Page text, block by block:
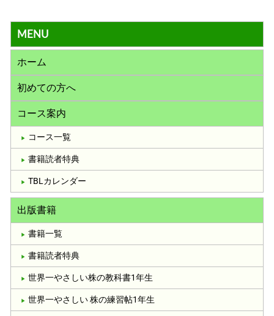
MENU
ホーム
初めての方へ
コース案内
コース一覧
書籍読者特典
TBLカレンダー
出版書籍
書籍一覧
書籍読者特典
世界一やさしい株の教科書1年生
世界一やさしい 株の練習帖1年生